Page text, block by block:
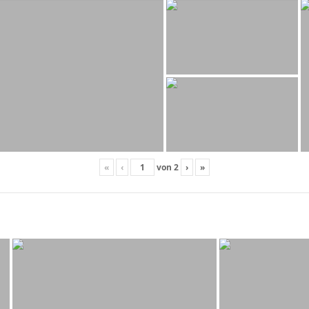
« ‹ von 2 › »